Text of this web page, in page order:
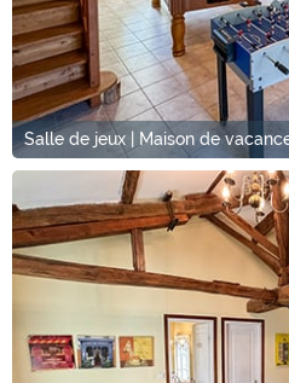
Salle de jeux | Maison de